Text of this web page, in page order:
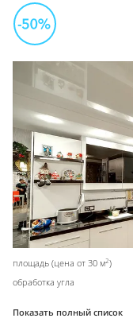
площадь (цена от 30 м2)
обработка угла
Показать полный список